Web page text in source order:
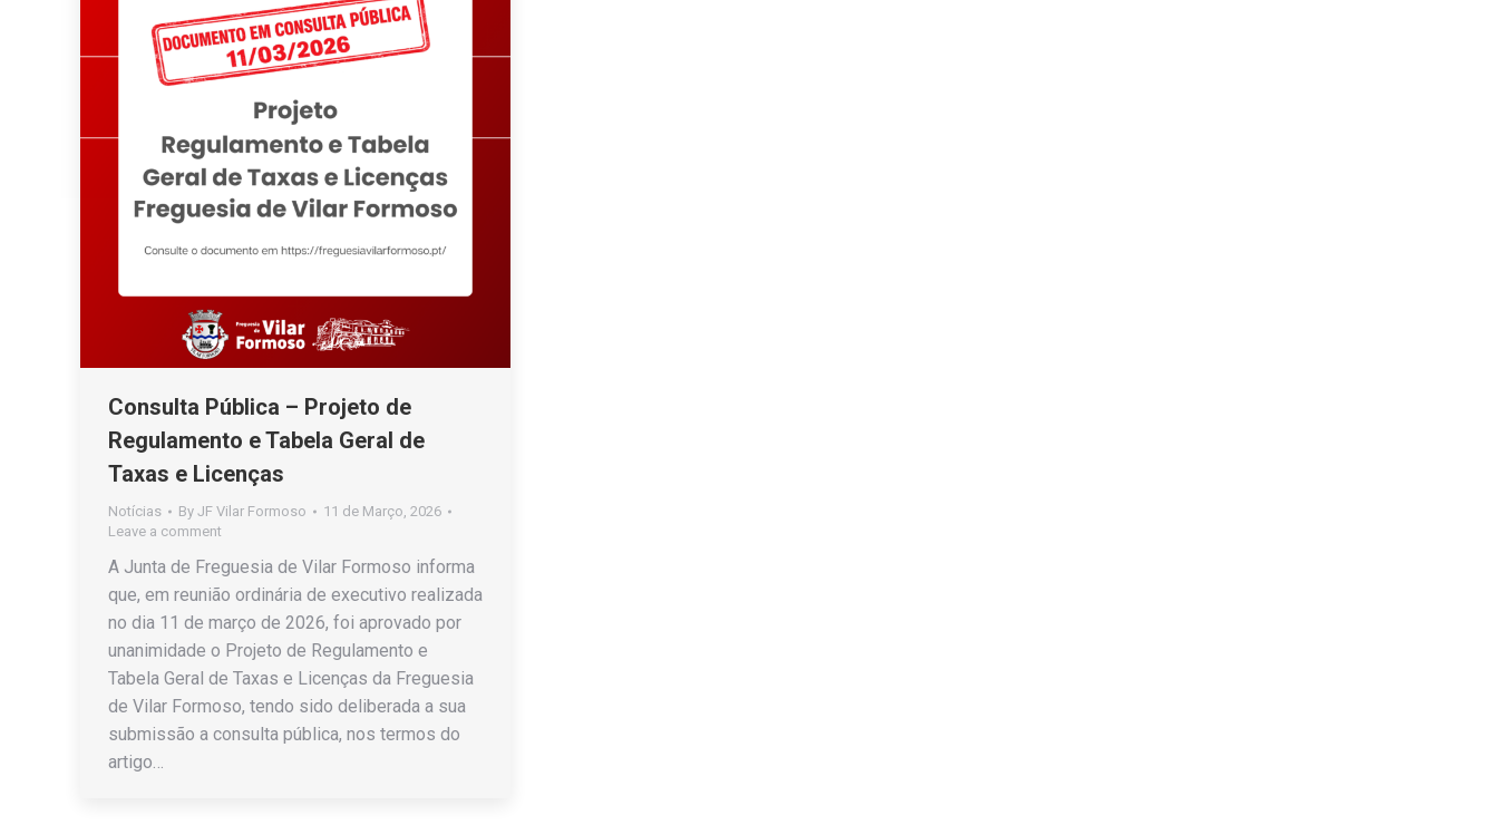
Consulta Pública – Projeto de
Regulamento e Tabela Geral de
Taxas e Licenças
Notícias By JF Vilar Formoso
11 de Março, 2026
Leave a comment
A Junta de Freguesia de Vilar Formoso informa
que, em reunião ordinária de executivo realizada
no dia 11 de março de 2026, foi aprovado por
unanimidade o Projeto de Regulamento e
Tabela Geral de Taxas e Licenças da Freguesia
de Vilar Formoso, tendo sido deliberada a sua
submissão a consulta pública, nos termos do
artigo…